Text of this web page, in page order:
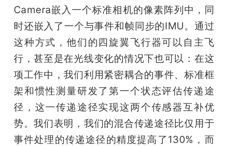
Camera嵌入一个标准相机的像素阵列中，同
时还嵌入了一个与事件和帧同步的IMU。通过
这种方式，他们的四旋翼飞行器可以自主飞
行，甚至是在光线变化的情况下也可以：在这
项工作中，我们利用紧密耦合的事件、标准框
架和惯性测量研发了第一个状态评估传递途
径，这一传递途径实现这两个传感器互补优
势。我们表明，我们的混合传递途径比仅用于
事件处理的传递途径的精度提高了130%，而